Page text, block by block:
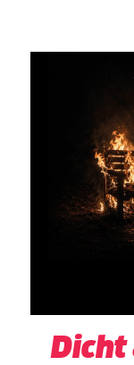
Dicht